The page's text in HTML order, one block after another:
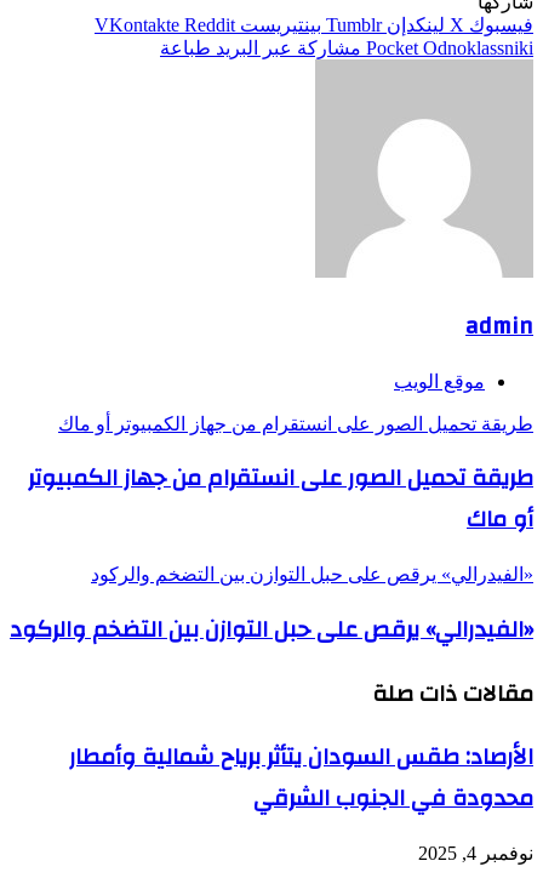
فيسبوك ‫X لينكدإن بينتيريست
Odnoklassniki
‫Pocket مشاركة عبر البريد طباعة
admin
موقع الويب
طريقة تحميل الصور على انستقرام من جهاز الكمبيوتر أو ماك
طريقة تحميل الصور على انستقرام من جهاز الكمبيوتر
أو ماك
«الفيدرالي» يرقص على حبل التوازن بين التضخم والركود
«الفيدرالي» يرقص على حبل التوازن بين التضخم والركود
مقالات ذات صلة
الأرصاد: طقس السودان يتأثر برياح شمالية وأمطار
محدودة في الجنوب الشرقي
نوفمبر 4, 2025